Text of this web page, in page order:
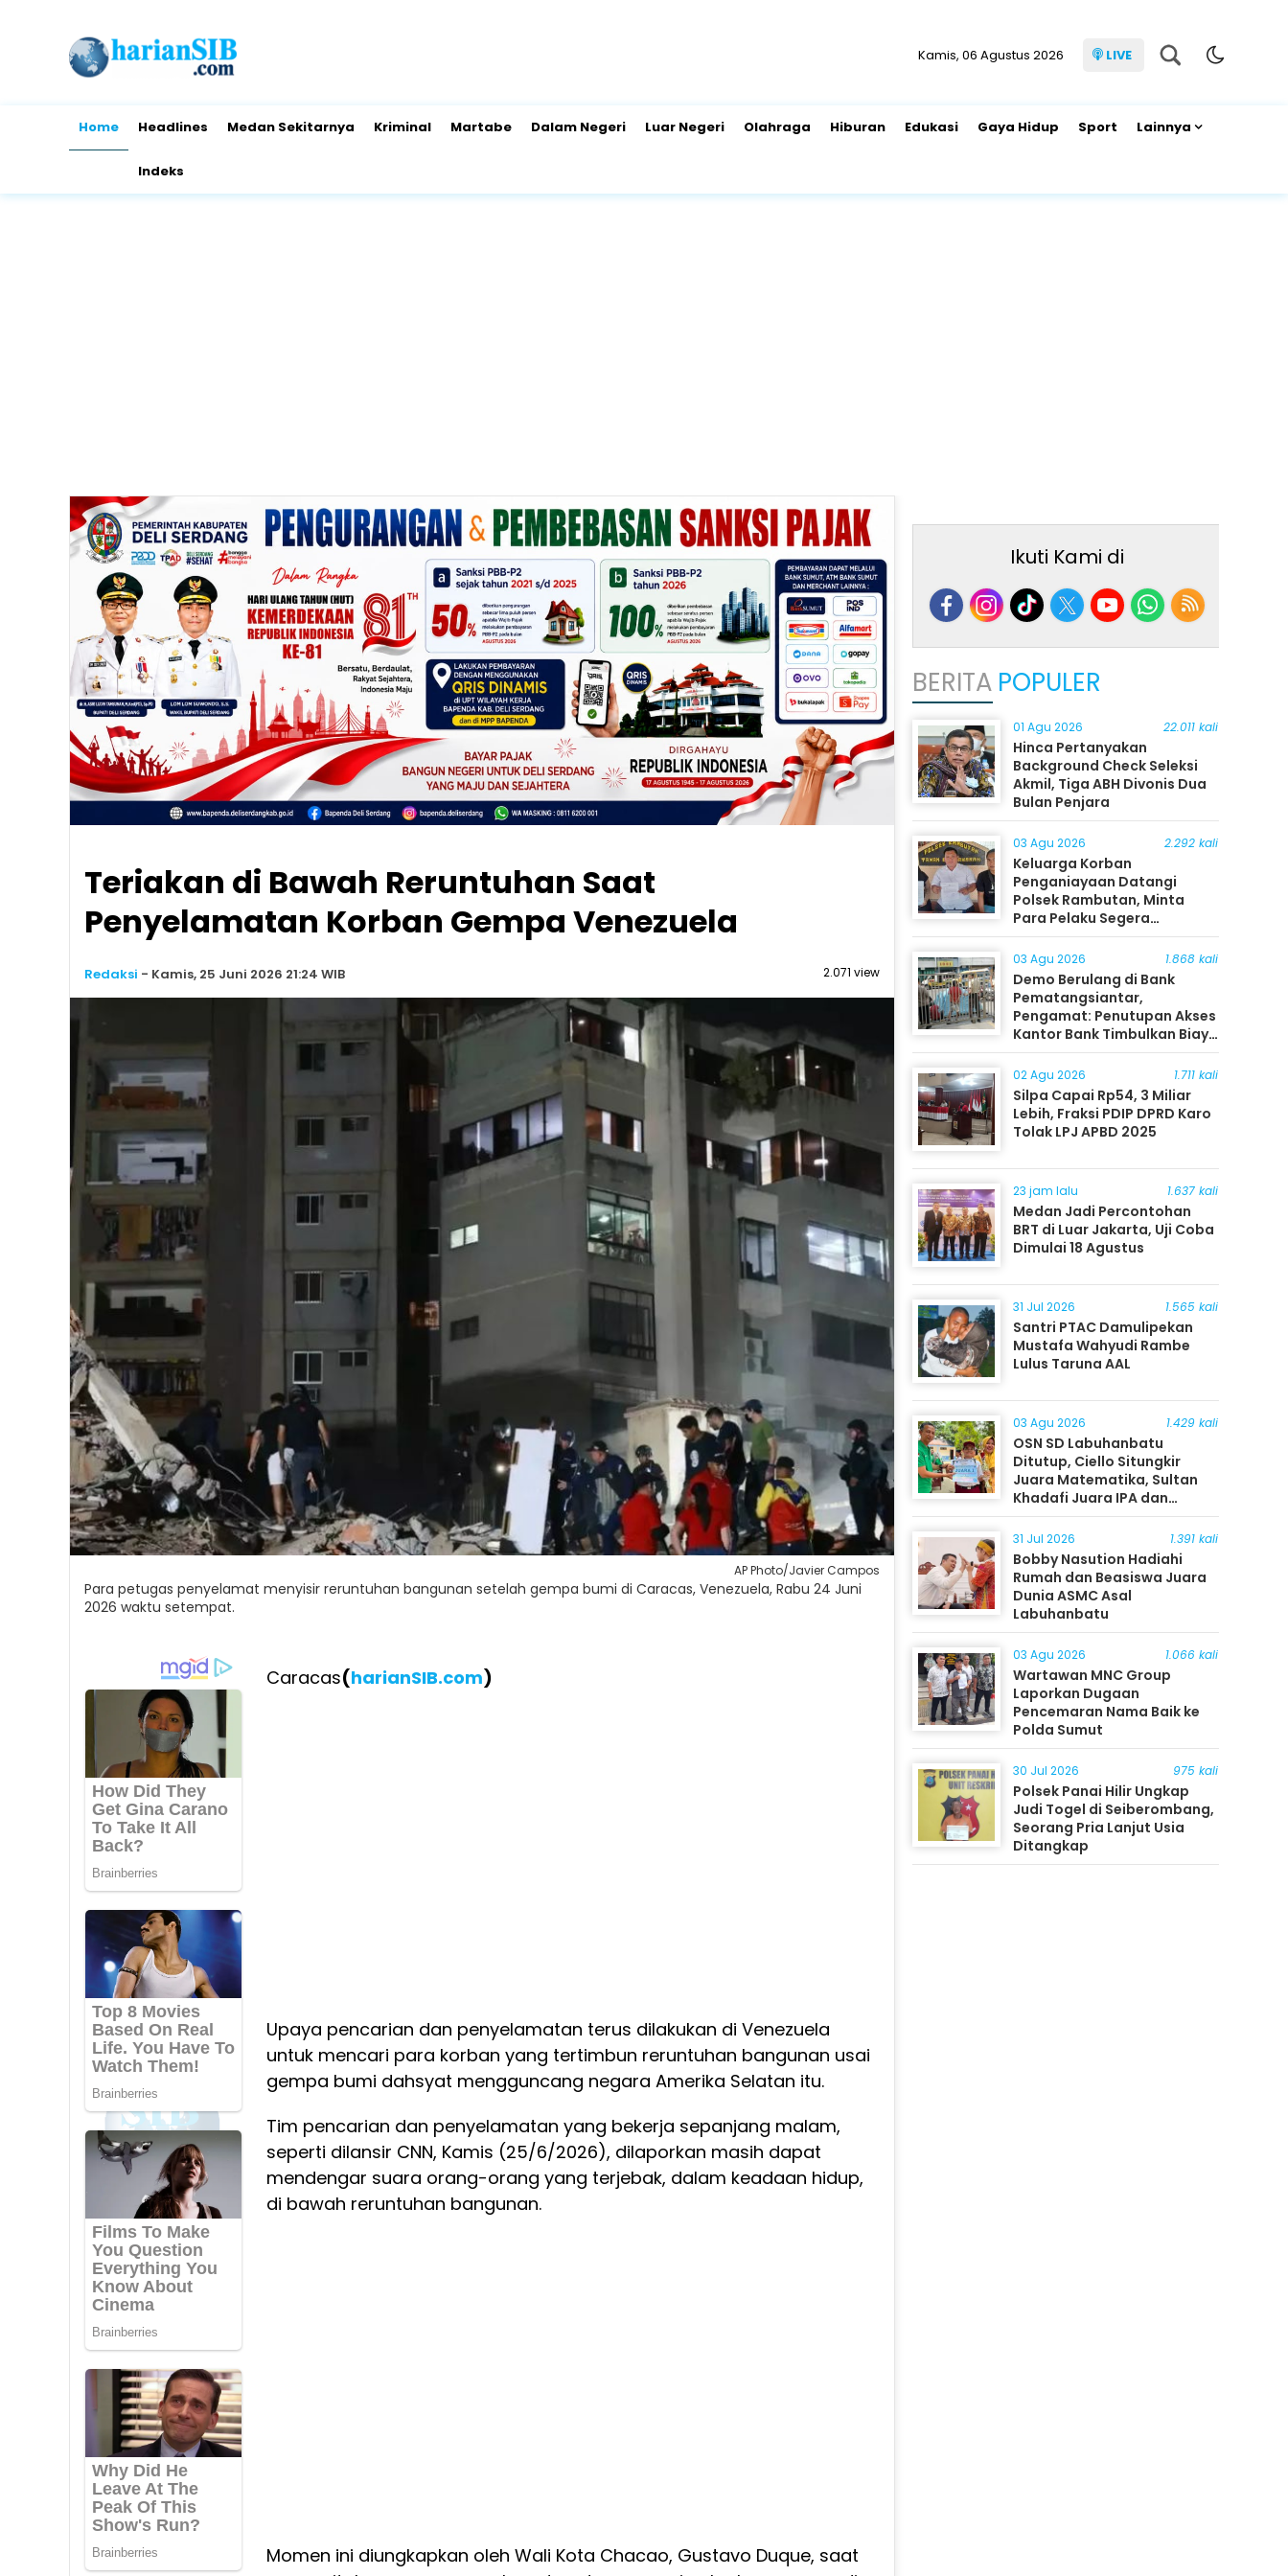
Kamis, 06 Agustus 2026 LIVE
Home Headlines Medan Sekitarnya Kriminal Martabe Dalam Negeri Luar Negeri Olahraga Hiburan Edukasi Gaya Hidup Sport Lainnya
Indeks
Teriakan di Bawah Reruntuhan Saat
Penyelamatan Korban Gempa Venezuela
Redaksi - Kamis, 25 Juni 2026 21:24 WIB 2.071 view
AP Photo/Javier Campos
Para petugas penyelamat menyisir reruntuhan bangunan setelah gempa bumi di Caracas, Venezuela, Rabu 24 Juni
2026 waktu setempat.
Caracas(harianSIB.com)
Upaya pencarian dan penyelamatan terus dilakukan di Venezuela
untuk mencari para korban yang tertimbun reruntuhan bangunan usai
gempa bumi dahsyat mengguncang negara Amerika Selatan itu.
Tim pencarian dan penyelamatan yang bekerja sepanjang malam,
seperti dilansir CNN, Kamis (25/6/2026), dilaporkan masih dapat
mendengar suara orang-orang yang terjebak, dalam keadaan hidup,
di bawah reruntuhan bangunan.
Momen ini diungkapkan oleh Wali Kota Chacao, Gustavo Duque, saat
Ikuti Kami di
BERITA POPULER
01 Agu 2026 22.011 kali
Hinca Pertanyakan
Background Check Seleksi
Akmil, Tiga ABH Divonis Dua
Bulan Penjara
03 Agu 2026 2.292 kali
Keluarga Korban
Penganiayaan Datangi
Polsek Rambutan, Minta
Para Pelaku Segera
Ditangkap
03 Agu 2026 1.868 kali
Demo Berulang di Bank
Pematangsiantar,
Pengamat: Penutupan Akses
Kantor Bank Timbulkan Biaya
Ekonomi bagi Masyarakat
02 Agu 2026 1.711 kali
Silpa Capai Rp54, 3 Miliar
Lebih, Fraksi PDIP DPRD Karo
Tolak LPJ APBD 2025
23 jam lalu 1.637 kali
Medan Jadi Percontohan
BRT di Luar Jakarta, Uji Coba
Dimulai 18 Agustus
31 Jul 2026 1.565 kali
Santri PTAC Damulipekan
Mustafa Wahyudi Rambe
Lulus Taruna AAL
03 Agu 2026 1.429 kali
OSN SD Labuhanbatu
Ditutup, Ciello Situngkir
Juara Matematika, Sultan
Khadafi Juara IPA dan
Timothy Rangkuti Juara IPS
31 Jul 2026 1.391 kali
Bobby Nasution Hadiahi
Rumah dan Beasiswa Juara
Dunia ASMC Asal
Labuhanbatu
03 Agu 2026 1.066 kali
Wartawan MNC Group
Laporkan Dugaan
Pencemaran Nama Baik ke
Polda Sumut
30 Jul 2026 975 kali
Polsek Panai Hilir Ungkap
Judi Togel di Seiberombang,
Seorang Pria Lanjut Usia
Ditangkap